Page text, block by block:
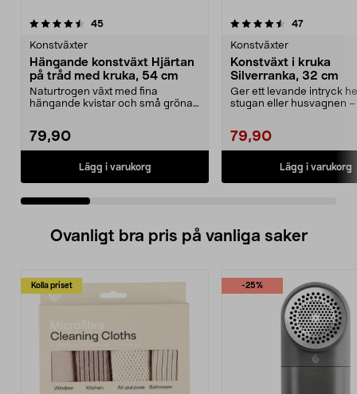
45recensioner
Konstväxter
Hängande konstväxt Hjärtan
på tråd med kruka, 54 cm
Naturtrogen växt med fina
hängande kvistar och små gröna
79,90
Lägg i varukorg
4.5 av 5 stjärnor 47recensioner
Konstväxter
Konstväxt i kruka
Silverranka, 32 cm
Ger ett levande intryck
stugan eller husvagnen
79,90
Lägg i varukorg
4.5 av 5 stjärnor
Ovanligt bra pris på vanliga saker
Kolla priset -25%